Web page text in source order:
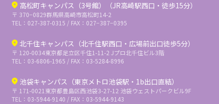
高松町キャンパス（3号館）（JR高崎駅西口・徒歩15分）
〒 370−0829群馬県高崎市高松町14-2
TEL：027-387-0315 / FAX：027−387−0395
北千住キャンパス（北千住駅西口・広場前出口徒歩5分）
〒 120-0034東京都足立区千住1-11-2 Jプロ北千住ビル3階
TEL：03-6806-1965 / FAX：03-5284-8996
池袋キャンパス（東京メトロ池袋駅・1b出口直結）
〒 171-0021東京都豊島区西池袋3-27-12 池袋ウェストパークビル9F
TEL：03-5944-9140 / FAX：03-5944-9143